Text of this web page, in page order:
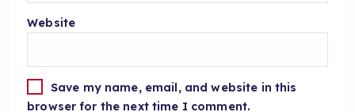
Website
Save my name, email, and website in this
browser for the next time I comment.